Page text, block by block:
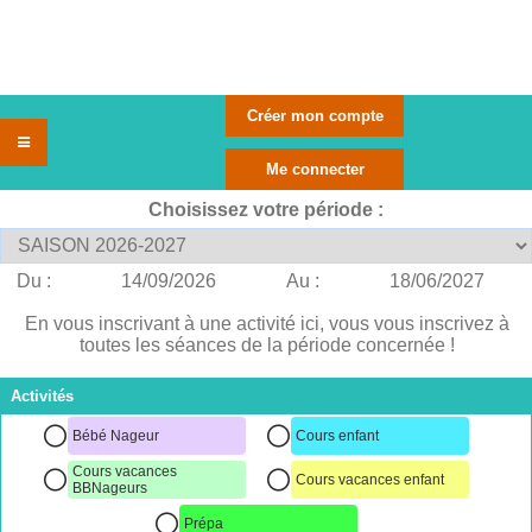
Choisissez votre période :
Du : 14/09/2026 Au : 18/06/2027
En vous inscrivant à une activité ici, vous vous inscrivez à
toutes les séances de la période concernée !
Activités
Bébé Nageur Cours enfant
Cours vacances
BBNageurs
Cours vacances enfant
Prépa